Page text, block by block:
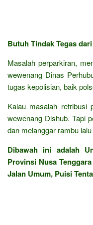
Butuh Tindak Tegas
Masalah perparkiran,
wewenang Dinas
tugas kepolisian, baik
Kalau masalah retribusi
wewenang Dishub. Tapi
dan melanggar rambu
Dibawah ini adalah
Provinsi Nusa
Jalan Umum, Puisi